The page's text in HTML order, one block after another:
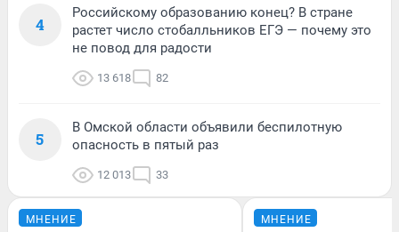
4
Российскому образованию конец? В стране
растет число стобалльников ЕГЭ — почему это
не повод для радости
13 618 82
5
В Омской области объявили беспилотную
опасность в пятый раз
12 013 33
МНЕНИЕ МНЕНИЕ